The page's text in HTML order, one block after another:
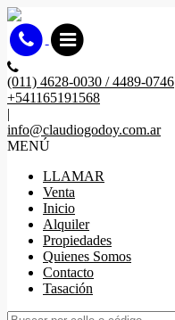
(011) 4628-0030 / 4489-0746
+541165191568
|
info@claudiogodoy.com.ar
MENÚ
LLAMAR
Venta
Inicio
Alquiler
Propiedades
Quienes Somos
Contacto
Tasación